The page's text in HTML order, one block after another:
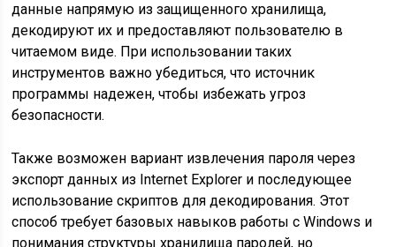
данные напрямую из защищенного хранилища,
декодируют их и предоставляют пользователю в
читаемом виде. При использовании таких
инструментов важно убедиться, что источник
программы надежен, чтобы избежать угроз
безопасности.
Также возможен вариант извлечения пароля через
экспорт данных из Internet Explorer и последующее
использование скриптов для декодирования. Этот
способ требует базовых навыков работы с Windows и
понимания структуры хранилища паролей, но